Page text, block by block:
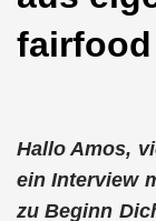
Hallo Amos,
ein Interview
zu Beginn